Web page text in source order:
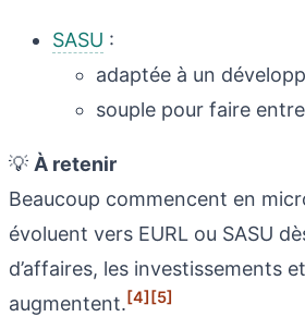
SASU :
adaptée à un
souple pour faire
💡 À retenir
Beaucoup commencent en
évoluent vers EURL ou SASU
d’affaires, les investissements
augmentent.[4][5]